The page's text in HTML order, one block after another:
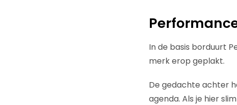
In de basis borduurt
merk erop geplakt.
De gedachte achter
agenda. Als je hier